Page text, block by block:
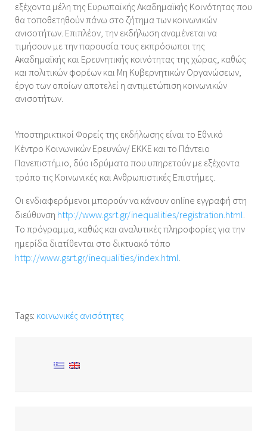
εξέχοντα μέλη της Ευρωπαϊκής Ακαδημαϊκής Κοινότητας που
θα τοποθετηθούν πάνω στο ζήτημα των κοινωνικών
ανισοτήτων. Επιπλέον, την εκδήλωση αναμένεται να
τιμήσουν με την παρουσία τους εκπρόσωποι της
Ακαδημαϊκής και Ερευνητικής κοινότητας της χώρας, καθώς
και πολιτικών φορέων και Μη Κυβερνητικών Οργανώσεων,
έργο των οποίων αποτελεί η αντιμετώπιση κοινωνικών
ανισοτήτων.
Υποστηρικτικοί Φορείς της εκδήλωσης είναι το Εθνικό
Κέντρο Κοινωνικών Ερευνών/ ΕΚΚΕ και το Πάντειο
Πανεπιστήμιο, δύο ιδρύματα που υπηρετούν με εξέχοντα
τρόπο τις Κοινωνικές και Ανθρωπιστικές Επιστήμες.
Οι ενδιαφερόμενοι μπορούν να κάνουν online εγγραφή στη
διεύθυνση http://www.gsrt.gr/inequalities/registration.html.
Το πρόγραμμα, καθώς και αναλυτικές πληροφορίες για την
ημερίδα διατίθενται στο δικτυακό τόπο
http://www.gsrt.gr/inequalities/index.html.
Tags: κοινωνικές ανισότητες